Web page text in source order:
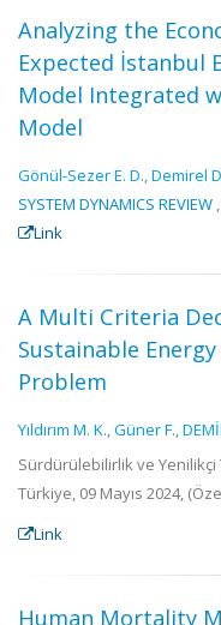
Analyzing the
Expected İstanbul
Model Integrated
Model
Gönül-Sezer E. D.,Demirel
SYSTEM DYNAMICS REVIEW
Link
A Multi Criteria
Sustainable
Problem
Yıldırım M. K.,Güner F.,
Sürdürülebilirlik ve
Türkiye, 09 Mayıs 2024,
Link
Human Mortality